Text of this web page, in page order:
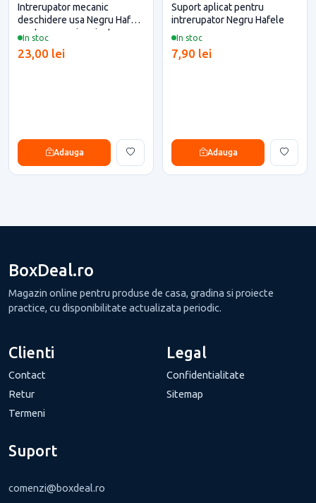
In stoc
Intrerupator mecanic
deschidere usa Negru Hafele
pentru casa si proiecte
23,00 lei
Adauga
In stoc
Suport aplicat pentru
intrerupator Negru Hafele
7,90 lei
Adauga
BoxDeal.ro
Magazin online pentru produse de casa, gradina si proiecte
practice, cu disponibilitate actualizata periodic.
Clienti
Contact
Retur
Termeni
Legal
Confidentialitate
Sitemap
Suport
comenzi@boxdeal.ro